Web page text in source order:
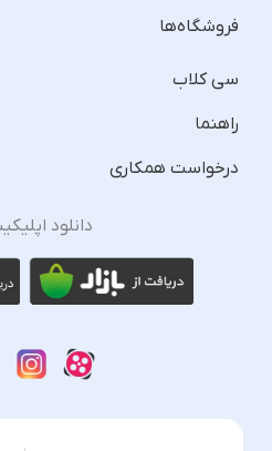
فروشگاه‌ها
سی کلاب
راهنما
درخواست همکاری
دانلود